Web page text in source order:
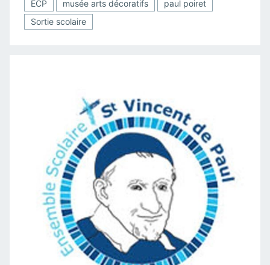
ECP musée arts décoratifs
paul poiret
Sortie scolaire